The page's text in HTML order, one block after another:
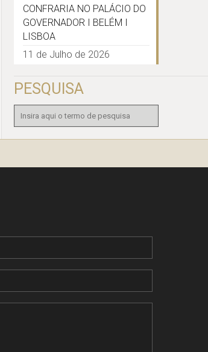
CONFRARIA NO PALÁCIO DO
GOVERNADOR I BELÉM I
LISBOA
11 de Julho de 2026
PESQUISA